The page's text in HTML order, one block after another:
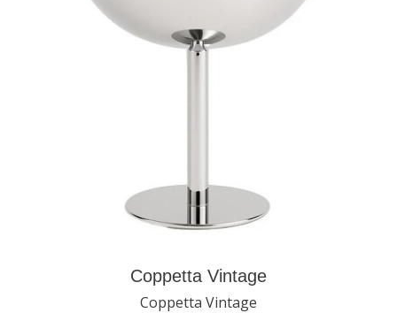
Coppetta Vintage
Coppetta Vintage